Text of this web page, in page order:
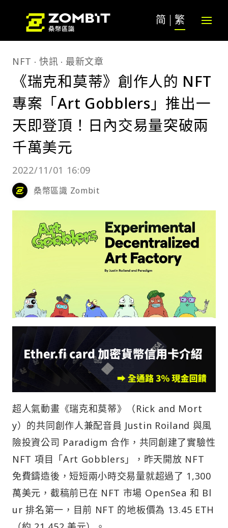
简 繁
NFT 快訊 最新文章
《瑞克和莫蒂》創作人的 NFT
專案「Art Gobblers」推出一
天即登頂！日內交易量突破兩
千萬美元
2022/11/01 16:09
桑幣區識 Zombit
超人氣動畫《瑞克和莫蒂》（Rick and Mort
y）的共同創作人兼配音員 Justin Roiland 與風
險投資公司 Paradigm 合作，共同創建了實驗性
NFT 項目「Art Gobblers」，昨天開放 NFT
免費鑄造後，短短兩小時交易量就超過了 1,300
萬美元，截稿前已在 NFT 市場 OpenSea 和 Bl
ur 排名第一，目前 NFT 的地板價為 13.45 ETH